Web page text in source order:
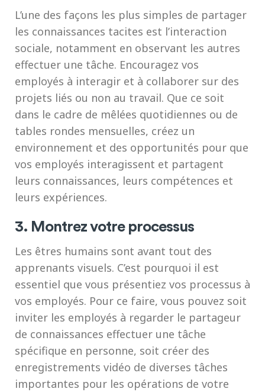
L’une des façons les plus simples de partager
les connaissances tacites est l’interaction
sociale, notamment en observant les autres
effectuer une tâche. Encouragez vos
employés à interagir et à collaborer sur des
projets liés ou non au travail. Que ce soit
dans le cadre de mêlées quotidiennes ou de
tables rondes mensuelles, créez un
environnement et des opportunités pour que
vos employés interagissent et partagent
leurs connaissances, leurs compétences et
leurs expériences.
3. Montrez votre processus
Les êtres humains sont avant tout des
apprenants visuels. C’est pourquoi il est
essentiel que vous présentiez vos processus à
vos employés. Pour ce faire, vous pouvez soit
inviter les employés à regarder le partageur
de connaissances effectuer une tâche
spécifique en personne, soit créer des
enregistrements vidéo de diverses tâches
importantes pour les opérations de votre